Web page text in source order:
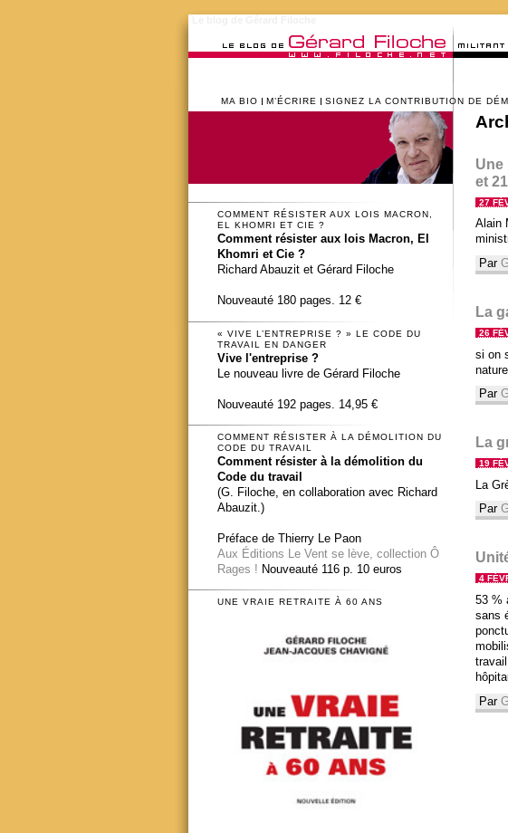
MA BIO M’ÉCRIRE SIGNEZ LA CONTRIBUTION DE
Une
et
27
Alain
Par
La
26
si on
Par
La
19
La
Par
4
53 %
sans
Par
COMMENT RÉSISTER AUX LOIS MACRON,
EL KHOMRI ET CIE ?
Comment résister aux lois Macron, El
Khomri et Cie ?
Richard Abauzit et Gérard Filoche
Nouveauté 180 pages. 12 €
« VIVE L’ENTREPRISE ? » LE CODE DU
TRAVAIL EN DANGER
Vive l'entreprise ?
Le nouveau livre de Gérard Filoche
Nouveauté 192 pages. 14,95 €
COMMENT RÉSISTER À LA DÉMOLITION DU
CODE DU TRAVAIL
Comment résister à la démolition du
Code du travail
(G. Filoche, en collaboration avec Richard
Abauzit.)
Préface de Thierry Le Paon
Aux Éditions Le Vent se lève, collection Ô
Rages ! Nouveauté 116 p. 10 euros
UNE VRAIE RETRAITE À 60 ANS